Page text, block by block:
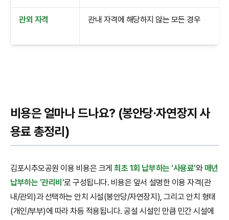
관외 자격 관내 자격에 해당하지 않는 모든 경우
비용은 얼마나 드나요? (봉안당·자연장지 사
용료 총정리)
김포시추모공원 이용 비용은 크게최초 1회 납부하는 '사용료'와 매년
납부하는 '관리비'로 구성됩니다. 비용은 앞서 설명한 이용 자격(관
내/관외)과 선택하는 안치 시설(봉안당/자연장지), 그리고 안치 형태
(개인/부부)에 따라 차등 적용됩니다. 공설 시설인 만큼 민간 시설에